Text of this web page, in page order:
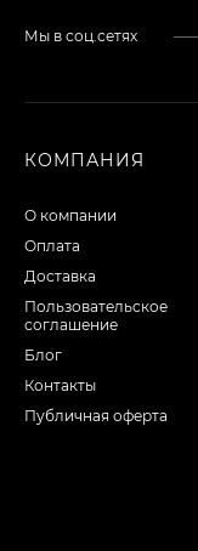
Мы в соц.сетях
КОМПАНИЯ
О компании
Оплата
Доставка
Пользовательское
соглашение
Блог
Контакты
Публичная оферта